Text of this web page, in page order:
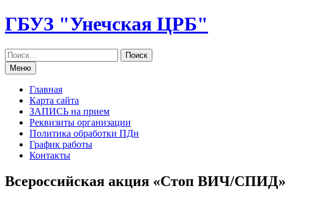
Перейти
к
ГБУЗ "Унечская ЦРБ"
Меню
Главная
Карта сайта
ЗАПИСЬ на прием
Реквизиты организации
Политика обработки ПДн
График работы
Контакты
Всероссийская акция «Стоп ВИЧ/СПИД»